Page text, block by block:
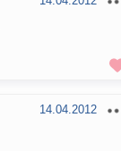
14.04.2012